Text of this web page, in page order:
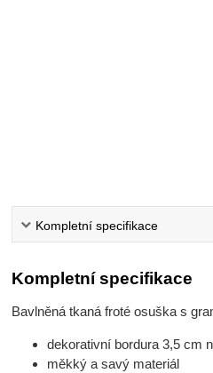
Kompletní specifikace
Kompletní specifikace
Bavlněná tkaná froté osuška s
dekorativní bordura 3,5 cm
měkký a savý materiál